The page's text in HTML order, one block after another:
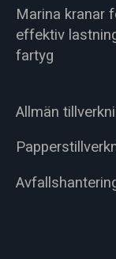
Marina kranar
effektiv
fartyg
Allmän